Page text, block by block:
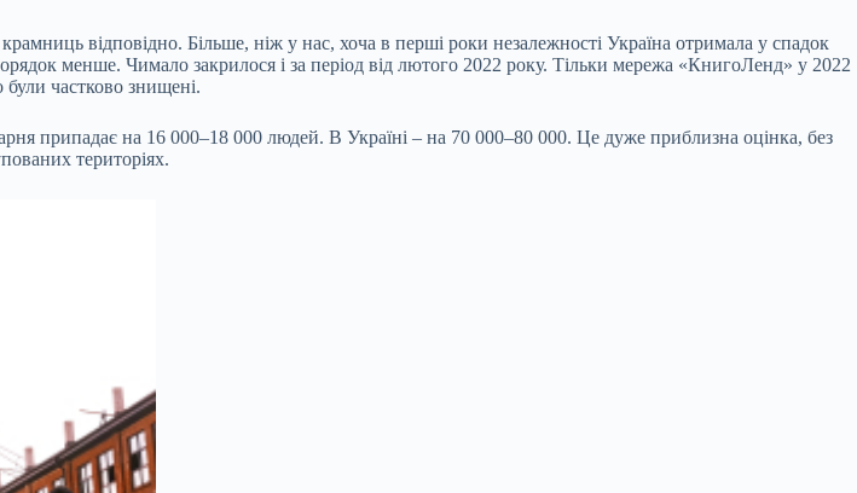
відповідно. Більше, ніж у нас, хоча в перші роки незалежності Україна отримала у спадок
менше. Чимало закрилося і за період від лютого 2022 року. Тільки мережа «КнигоЛенд» у 2022
були частково знищені.
припадає на 16 000–18 000 людей. В Україні – на 70 000–80 000. Це дуже приблизна оцінка, без
територіях.